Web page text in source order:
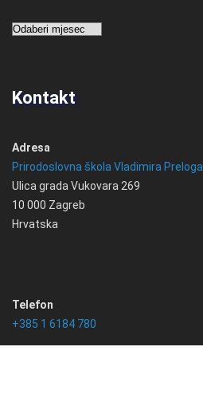
Arhiva
Kontakt
Adresa
Prirodoslovna škola Vladimira Preloga
Ulica grada Vukovara 269
10 000 Zagreb
Hrvatska
Telefon
+385 1 6184 780